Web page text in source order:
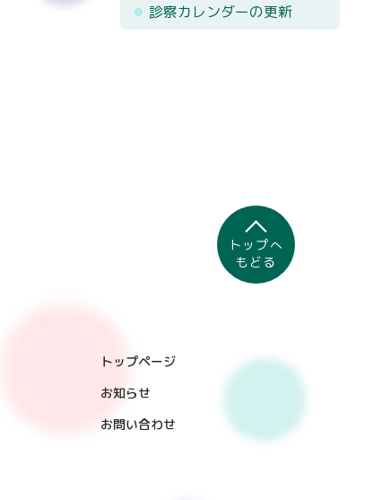
診察カレンダーの更新
整形外科
トップページ
お知らせ
お問い合わせ
トップへ
もどる